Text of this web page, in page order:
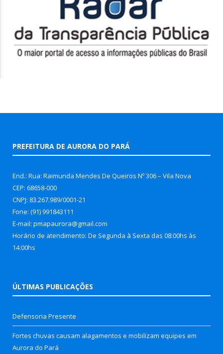
PREFEITURA DE AURORA DO PARÁ
End.: Rua: Raimunda Mendes De Queiros Nº 306 – Vila Nova
CEP: 68658-000
CNPJ: 83.267.989/0001-21
Fone: (91) 991843111
E-mail: pmapaurora@gmail.com
Horário de atendimento: De Segunda à Sexta das 08:00hs às
14:00hs
ÚLTIMAS PUBLICAÇÕES
Defensoria Presente
Fortes chuvas causam alagamentos e mobilizam equipes em
Aurora do Pará